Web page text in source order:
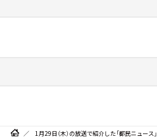
1月29日（木）の放送で紹介した「都民ニュース」